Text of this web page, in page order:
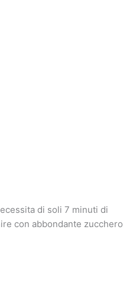
di soli 7 minuti di
con abbondante zucchero